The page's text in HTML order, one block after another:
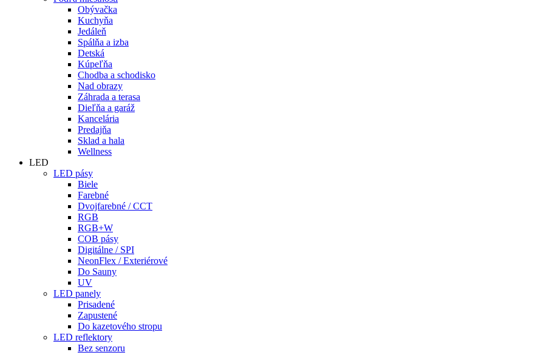
Obývačka
Kuchyňa
Jedáleň
Spálňa a izba
Detská
Kúpeľňa
Chodba a schodisko
Nad obrazy
Záhrada a terasa
Dieľňa a garáž
Kancelária
Predajňa
Sklad a hala
Wellness
LED
LED pásy
Biele
Farebné
Dvojfarebné / CCT
RGB
RGB+W
COB pásy
Digitálne / SPI
NeonFlex / Exteriérové
Do Sauny
UV
LED panely
Prisadené
Zapustené
Do kazetového stropu
LED reflektory
Bez senzoru